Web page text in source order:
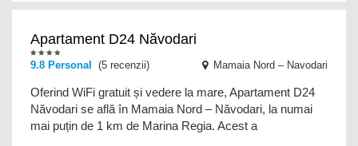
Apartament D24 Năvodari
9.8 Personal (5 recenzii) Mamaia Nord – Navodari
Oferind WiFi gratuit și vedere la mare, Apartament D24
Năvodari se află în Mamaia Nord – Năvodari, la numai
mai puțin de 1 km de Marina Regia. Acest a